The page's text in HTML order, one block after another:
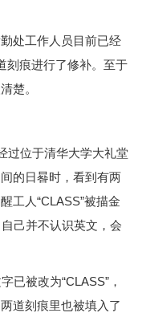
处工作人员目前已经
刻痕进行了修补。至于
楚。
过位于清华大学大礼堂
的日晷时，看到有两
工人“CLASS”被描金
己并不认识英文，会
已被改为“CLASS”，
道刻痕里也被填入了